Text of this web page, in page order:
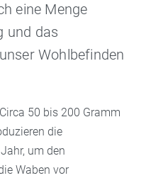
eine Menge
und das
Wohlbefinden
50 bis 200 Gramm
die
um den
Waben vor